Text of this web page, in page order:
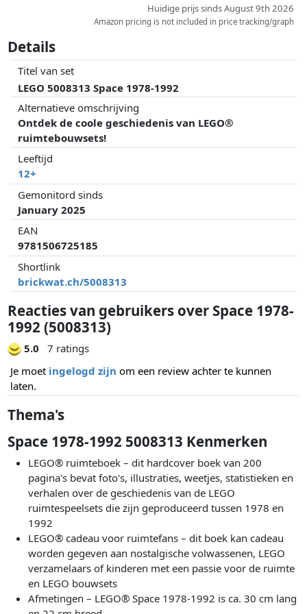
Huidige prijs sinds August 9th 2026
Amazon pricing is not included in price tracking/graph
Details
Titel van set
LEGO 5008313 Space 1978-1992
Alternatieve omschrijving
Ontdek de coole geschiedenis van LEGO®
ruimtebouwsets!
Leeftijd
12+
Gemonitord sinds
January 2025
EAN
9781506725185
Shortlink
brickwat.ch/5008313
Reacties van gebruikers over Space 1978-
1992 (5008313)
5.0
7 ratings
Je moet ingelogd zijn om een review achter te kunnen
laten.
Thema's
Space 1978-1992 5008313 Kenmerken
LEGO® ruimteboek – dit hardcover boek van 200
pagina's bevat foto's, illustraties, weetjes, statistieken en
verhalen over de geschiedenis van de LEGO
ruimtespeelsets die zijn geproduceerd tussen 1978 en
1992
LEGO® cadeau voor ruimtefans – dit boek kan cadeau
worden gegeven aan nostalgische volwassenen, LEGO
verzamelaars of kinderen met een passie voor de ruimte
en LEGO bouwsets
Afmetingen – LEGO® Space 1978-1992 is ca. 30 cm lang